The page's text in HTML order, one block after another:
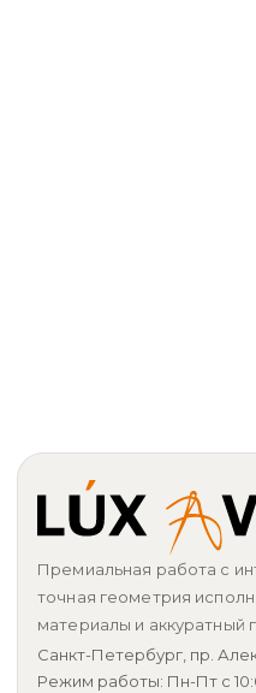
Премиальная работа с
точная геометрия
материалы и аккуратный
Санкт-Петербург, пр.
Режим работы: Пн-Пт с